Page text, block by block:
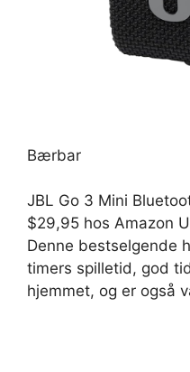
Bærbar
JBL Go 3 Mini
$29,95 hos Amazon
Denne bestselgende
timers spilletid, god
hjemmet, og er også